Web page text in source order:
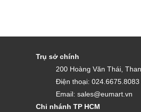
Trụ sở chính
200 Hoàng Văn Thái,
Điện thoại: 024.6675.8083
Email: sales@eumart.vn
Chi nhánh TP HCM